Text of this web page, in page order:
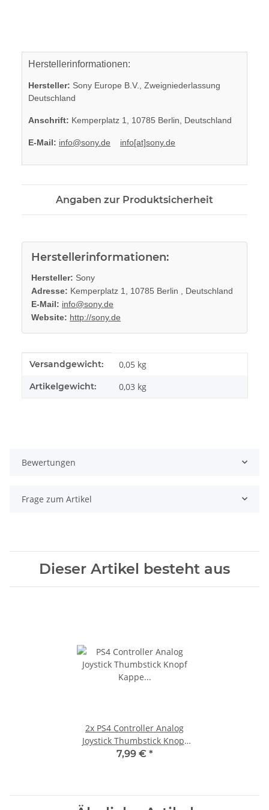
Herstellerinformationen:
Hersteller: Sony Europe B.V., Zweigniederlassung
Deutschland
Anschrift: Kemperplatz 1, 10785 Berlin, Deutschland
E-Mail: info@sony.de info[at]sony.de
Angaben zur Produktsicherheit
Herstellerinformationen:
Hersteller: Sony
Adresse: Kemperplatz 1, 10785 Berlin , Deutschland
E-Mail: info@sony.de
Website: http://sony.de
Produkteigenschaft
Wert
Versandgewicht: 0,05 kg
Artikelgewicht: 0,03 kg
Bewertungen
Frage zum Artikel
Dieser Artikel besteht aus
2x PS4 Controller Analog
Joystick Thumbstick Knopf
Kappe für Sony PlayStation
7,99 € *